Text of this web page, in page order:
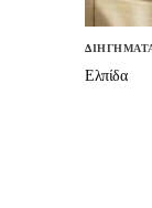
Ελπίδα